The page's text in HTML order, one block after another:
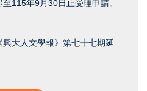
115年9月30日止受理申請。
興大人文學報》第七十七期延